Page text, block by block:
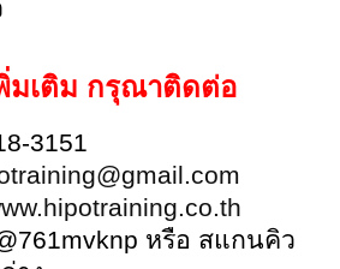
มเติม กรุณาติดต่อ
3151
หรือ สแกนคิว